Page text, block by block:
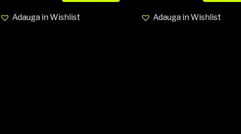
Adauga in Wishlist Adauga in Wishlist